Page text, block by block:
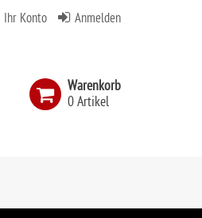
Ihr Konto Anmelden
Warenkorb
0 Artikel